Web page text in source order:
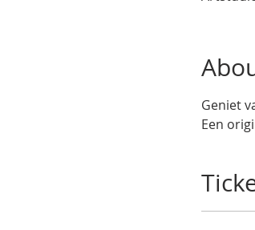
Geniet
Een